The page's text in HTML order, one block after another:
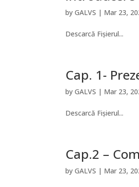
byGALVS | Mar 23,
Descarcă Fișierul...
Cap. 1-
byGALVS | Mar 23,
Descarcă Fișierul...
Cap.2 –
byGALVS | Mar 23,